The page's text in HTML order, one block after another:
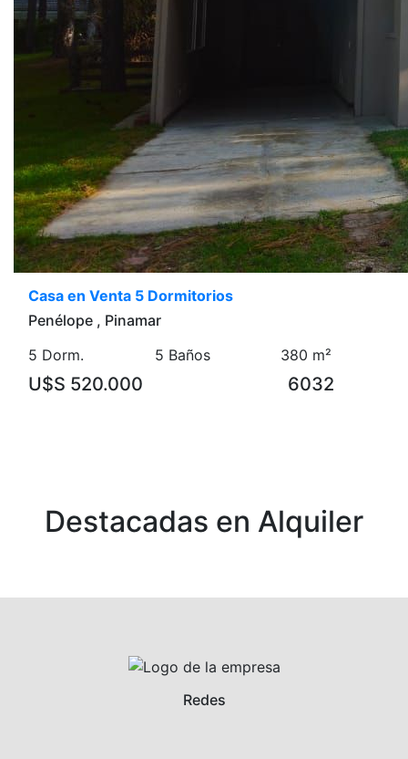
Casa en Venta 5 Dormitorios
Penélope , Pinamar
5 Dorm.
5 Baños 380 m²
U$S 520.000 6032
Destacadas en Alquiler
Redes